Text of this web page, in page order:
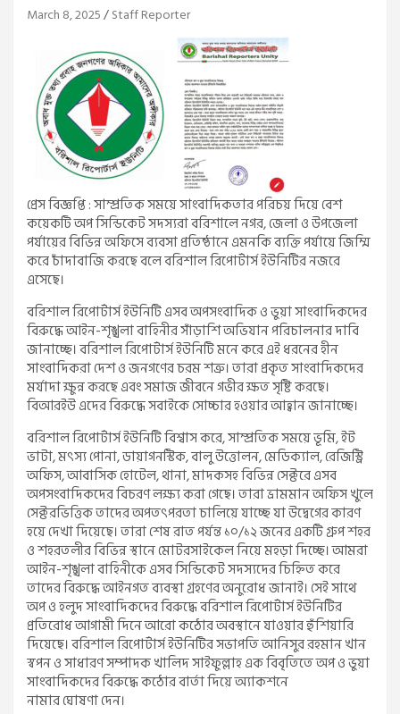
March 8, 2025 Staff Reporter
প্রেস বিজ্ঞপ্তি : সাম্প্রতিক সময়ে সাংবাদিকতার পরিচয় দিয়ে বেশ
কয়েকটি অপ সিন্ডিকেট সদস্যরা বরিশালে নগর, জেলা ও উপজেলা
পর্যায়ের বিভিন্ন অফিসে ব্যবসা প্রতিষ্ঠানে এমনকি ব্যক্তি পর্যায়ে জিম্মি
করে চাঁদাবাজি করছে বলে বরিশাল রিপোর্টার্স ইউনিটির নজরে
এসেছে।
বরিশাল রিপোর্টার্স ইউনিটি এসব অপসংবাদিক ও ভুয়া সাংবাদিকদের
বিরুদ্ধে আইন-শৃঙ্খলা বাহিনীর সাঁড়াশি অভিযান পরিচালনার দাবি
জানাচ্ছে। বরিশাল রিপোর্টার্স ইউনিটি মনে করে এই ধরনের হীন
সাংবাদিকরা দেশ ও জনগণের চরম শত্রু। তারা প্রকৃত সাংবাদিকদের
মর্যাদা ক্ষুন্ন করছে এবং সমাজ জীবনে গভীর ক্ষত সৃষ্টি করছে।
বিআরইউ এদের বিরুদ্ধে সবাইকে সোচ্চার হওয়ার আহ্বান জানাচ্ছে।
বরিশাল রিপোর্টার্স ইউনিটি বিশ্বাস করে, সাম্প্রতিক সময়ে ভূমি, ইট
ভাটা, মৎস্য পোনা, ডায়াগনস্টিক, বালু উত্তোলন, মেডিক্যাল, রেজিস্ট্রি
অফিস, আবাসিক হোটেল, থানা, মাদকসহ বিভিন্ন সেক্টরে এসব
অপসংবাদিকদের বিচরণ লক্ষ্য করা গেছে। তারা ভ্রামমান অফিস খুলে
সেক্টরভিত্তিক তাদের অপতৎপরতা চালিয়ে যাচ্ছে যা উদ্বেগের কারণ
হয়ে দেখা দিয়েছে। তারা শেষ রাত পর্যন্ত ১০/১২ জনের একটি গ্রুপ শহর
ও শহরতলীর বিভিন্ন স্থানে মোটরসাইকেল নিয়ে মহড়া দিচ্ছে। আমরা
আইন-শৃঙ্খলা বাহিনীকে এসব সিন্ডিকেট সদস্যদের চিহ্নিত করে
তাদের বিরুদ্ধে আইনগত ব্যবস্থা গ্রহণের অনুরোধ জানাই। সেই সাথে
অপ ও হলুদ সাংবাদিকদের বিরুদ্ধে বরিশাল রিপোর্টার্স ইউনিটির
প্রতিরোধ আগামী দিনে আরো কঠোর অবস্থানে যাওয়ার হুঁশিয়ারি
দিয়েছে। বরিশাল রিপোর্টার্স ইউনিটির সভাপতি আনিসুর রহমান খান
স্বপন ও সাধারণ সম্পাদক খালিদ সাইফুল্লাহ এক বিবৃতিতে অপ ও ভুয়া
সাংবাদিকদের বিরুদ্ধে কঠোর বার্তা দিয়ে অ্যাকশনে
নামার ঘোষণা দেন।